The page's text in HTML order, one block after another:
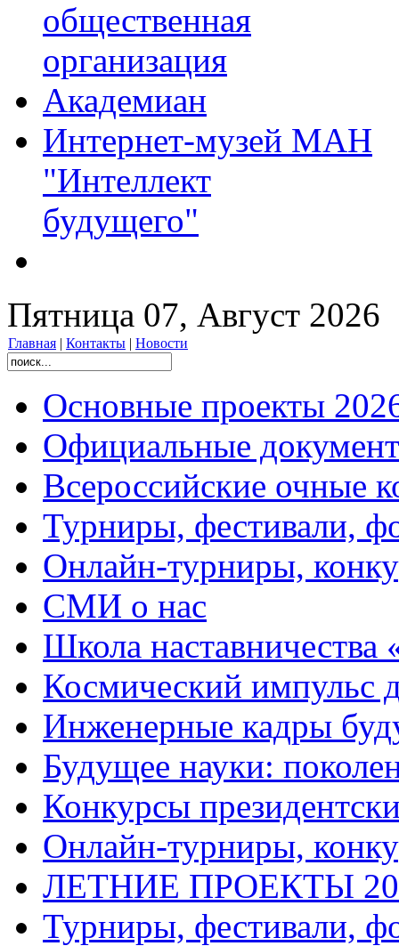
общественная
организация
Академиан
Интернет-музей МАН
"Интеллект
будущего"
Пятница 07, Август 2026
Главная | Контакты | Новости
Основные проекты
Официальные
Всероссийские очные
Турниры, фестивали,
Онлайн-турниры,
СМИ о нас
Школа
Космический импульс
Инженерные кадры
Будущее науки:
Конкурсы
Онлайн-турниры,
ЛЕТНИЕ ПРОЕКТЫ
Турниры, фестивали,